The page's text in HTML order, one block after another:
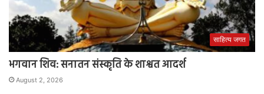
साहित्य जगत
भगवान शिव: सनातन संस्कृति के शाश्वत आदर्श
August 2, 2026